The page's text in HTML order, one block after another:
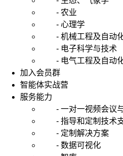
- 农业
- 心理学
- 机械工程及自动
- 电子科学与技术
- 电气工程及自动
加入会员群
智能体实战营
服务能力
- 一对一视频会议
- 指导和定制技术
- 定制解决方案
- 数据可视化